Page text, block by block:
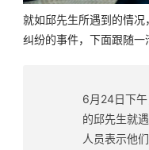
就如邱先生所遇到的情
纠纷的事件，下面跟随一
6月24日下
的邱先生就
人员表示他